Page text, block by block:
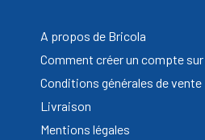
A propos de Bricola
Comment créer un compte
Conditions générales de vente
Livraison
Mentions légales